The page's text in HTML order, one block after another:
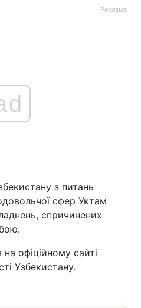
Реклама
з питань
сфер Уктам
спричинених
офіційному сайті
Узбекистану.